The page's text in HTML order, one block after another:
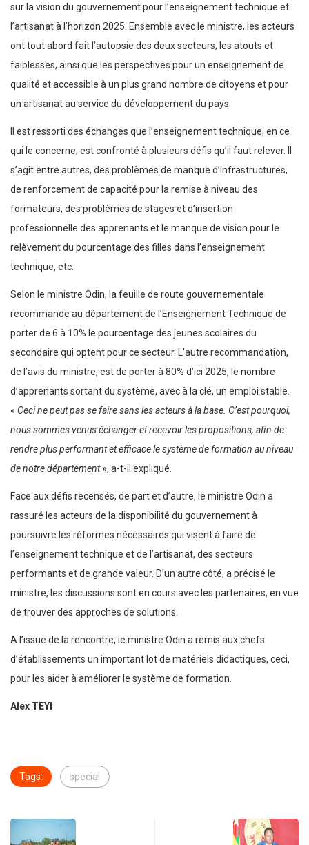
sur la vision du gouvernement pour l’enseignement technique et
l’artisanat à l’horizon 2025. Ensemble avec le ministre, les acteurs
ont tout abord fait l’autopsie des deux secteurs, les atouts et
faiblesses, ainsi que les perspectives pour un enseignement de
qualité et accessible à un plus grand nombre de citoyens et pour
un artisanat au service du développement du pays.
Il est ressorti des échanges que l’enseignement technique, en ce
qui le concerne, est confronté à plusieurs défis qu’il faut relever. Il
s’agit entre autres, des problèmes de manque d’infrastructures,
de renforcement de capacité pour la remise à niveau des
formateurs, des problèmes de stages et d’insertion
professionnelle des apprenants et le manque de vision pour le
relèvement du pourcentage des filles dans l’enseignement
technique, etc.
Selon le ministre Odin, la feuille de route gouvernementale
recommande au département de l’Enseignement Technique de
porter de 6 à 10% le pourcentage des jeunes scolaires du
secondaire qui optent pour ce secteur. L’autre recommandation,
de l’avis du ministre, est de porter à 80% d’ici 2025, le nombre
d’apprenants sortant du système, avec à la clé, un emploi stable.
« Ceci ne peut pas se faire sans les acteurs à la base. C’est pourquoi,
nous sommes venus échanger et recevoir les propositions, afin de
rendre plus performant et efficace le système de formation au niveau
de notre département», a-t-il expliqué.
Face aux défis recensés, de part et d’autre, le ministre Odin a
rassuré les acteurs de la disponibilité du gouvernement à
poursuivre les réformes nécessaires qui visent à faire de
l’enseignement technique et de l’artisanat, des secteurs
performants et de grande valeur. D’un autre côté, a précisé le
ministre, les discussions sont en cours avec les partenaires, en vue
de trouver des approches de solutions.
A l’issue de la rencontre, le ministre Odin a remis aux chefs
d’établissements un important lot de matériels didactiques, ceci,
pour les aider à améliorer le système de formation.
Alex TEYI
Tags: special